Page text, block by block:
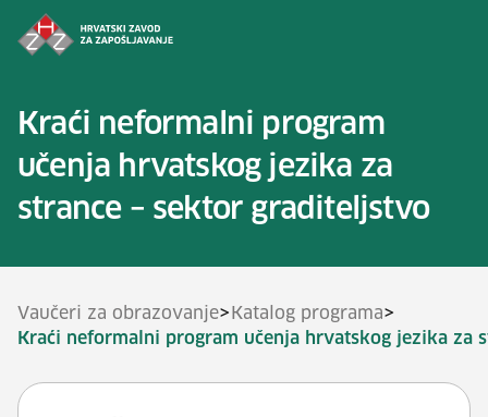
Kraći neformalni program
učenja hrvatskog jezika za
strance – sektor graditeljstvo
Vaučeri za obrazovanje> Katalog programa>
Kraći neformalni program učenja hrvatskog jezika za